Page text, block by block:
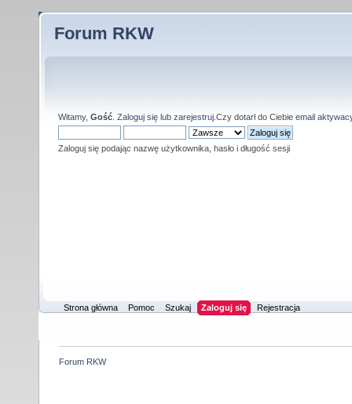
Forum RKW
Witamy, Gość Zaloguj się lub zarejestruj .Czy dotarł do Ciebie email
Zaloguj się podając nazwę użytkownika, hasło i długość sesji
Strona główna Pomoc Szukaj Zaloguj się Rejestracja
Forum RKW